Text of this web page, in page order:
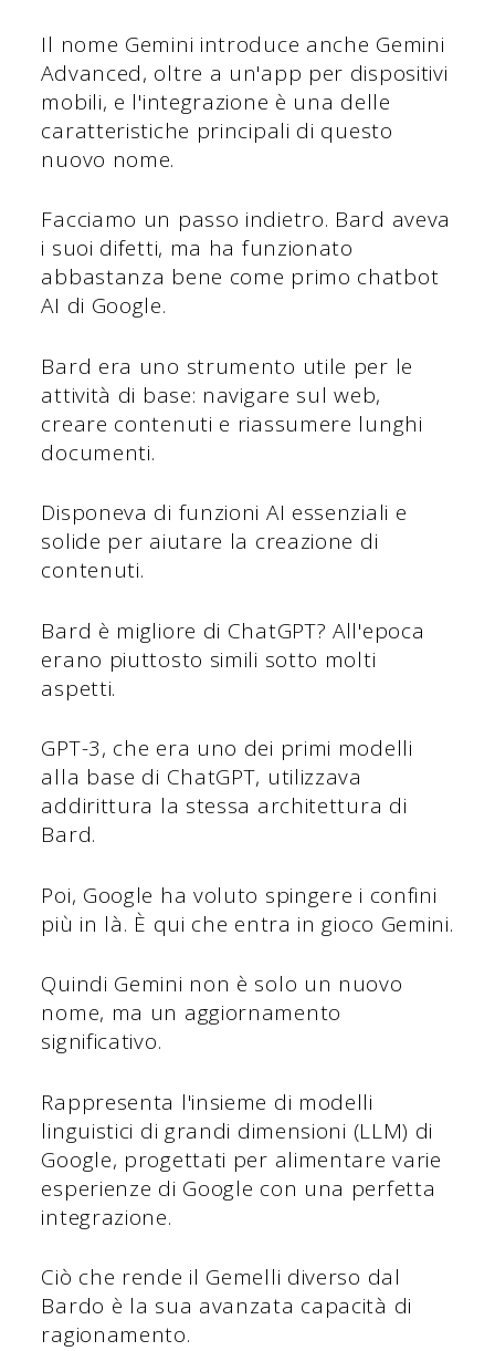
Il nome Gemini introduce anche Gemini
Advanced, oltre a un'app per dispositivi
mobili, e l'integrazione è una delle
caratteristiche principali di questo
nuovo nome.
Facciamo un passo indietro. Bard aveva
i suoi difetti, ma ha funzionato
abbastanza bene come primo chatbot
AI di Google.
Bard era uno strumento utile per le
attività di base: navigare sul web,
creare contenuti e riassumere lunghi
documenti.
Disponeva di funzioni AI essenziali e
solide per aiutare la creazione di
contenuti.
Bard è migliore di ChatGPT? All'epoca
erano piuttosto simili sotto molti
aspetti.
GPT-3, che era uno dei primi modelli
alla base di ChatGPT, utilizzava
addirittura la stessa architettura di
Bard.
Poi, Google ha voluto spingere i confini
più in là. È qui che entra in gioco Gemini.
Quindi Gemini non è solo un nuovo
nome, ma un aggiornamento
significativo.
Rappresenta l'insieme di modelli
linguistici di grandi dimensioni (LLM) di
Google, progettati per alimentare varie
esperienze di Google con una perfetta
integrazione.
Ciò che rende il Gemelli diverso dal
Bardo è la sua avanzata capacità di
ragionamento.